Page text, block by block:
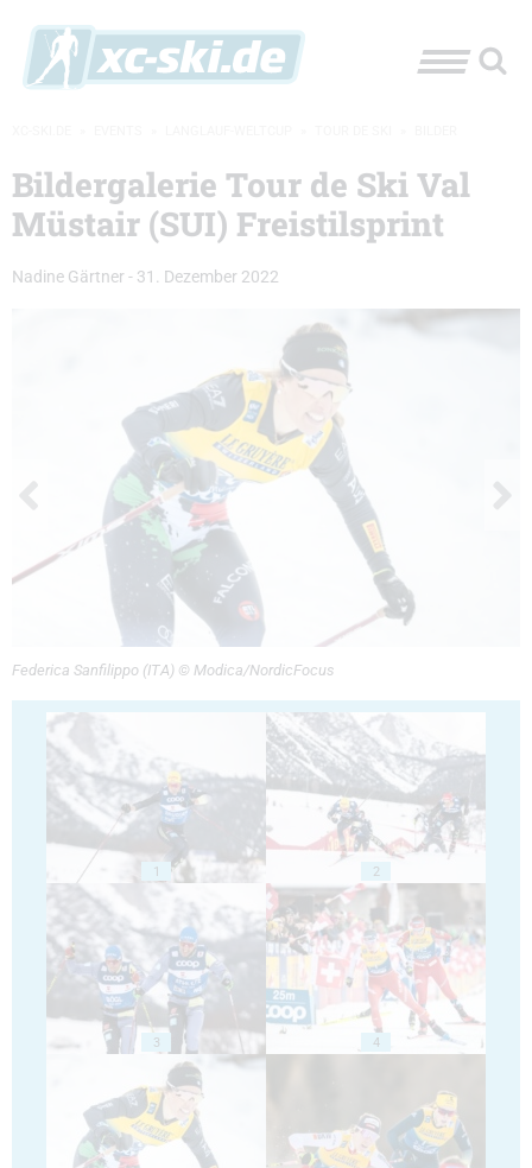
Bildergalerie Tour de Ski Val
Müstair (SUI) Freistilsprint
Nadine Gärtner - 31. Dezember 2022
Federica Sanfilippo (ITA) © Modica/NordicFocus
1 2
3 4